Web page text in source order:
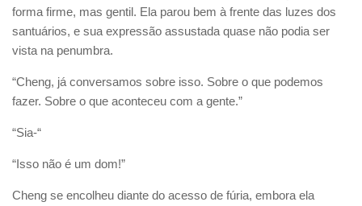
forma firme, mas gentil. Ela parou bem à frente das luzes dos
santuários, e sua expressão assustada quase não podia ser
vista na penumbra.
“Cheng, já conversamos sobre isso. Sobre o que podemos
fazer. Sobre o que aconteceu com a gente.”
“Sia-“
“Isso não é um dom!”
Cheng se encolheu diante do acesso de fúria, embora ela